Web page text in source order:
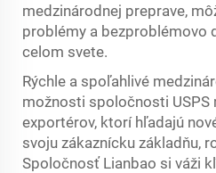
medzinárodnej preprave,
problémy a bezproblémovo
celom svete.
Rýchle a spoľahlivé
možnosti spoločnosti USPS
exportérov, ktorí hľadajú
svoju zákaznícku základňu,
Spoločnosť Lianbao si váži